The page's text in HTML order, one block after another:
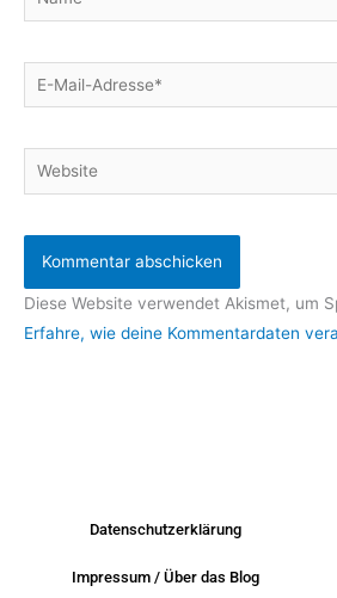
E-
Mail-
Website
Diese Website verwendet Akismet, um
Erfahre, wie deine Kommentardaten
Datenschutzerklärung
Impressum / Über das Blog